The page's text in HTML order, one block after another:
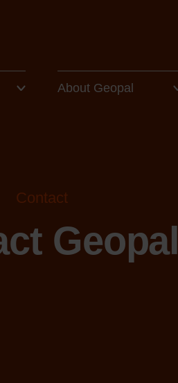
About Geopal
Contact
Geopal